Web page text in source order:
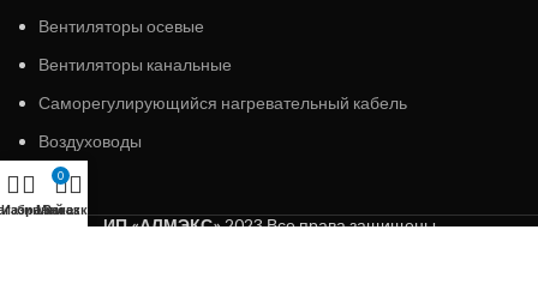
Вентиляторы осевые
Вентиляторы канальные
Саморегулирующийся нагревательный кабель
Воздуховоды
ИП «АЛМЭКС»2023 Все права защищены
Избранное
0
Заказ
Мой аккаунт